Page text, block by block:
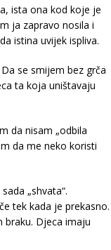
ista ona kod koje je
ja zapravo nosila i
istina uvijek ispliva.
se smijem bez grča
ta koja uništavaju
da nisam „odbila
da me neko koristi
„shvata“.
tek kada je prekasno.
braku. Djeca imaju